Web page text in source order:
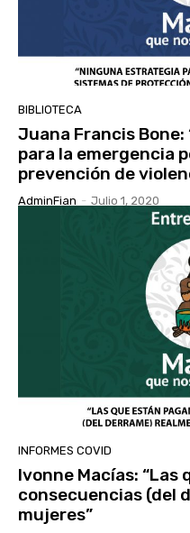
BIBLIOTECA
Juana Francis
para la emergencia
prevención de
AdminFian - Julio 1, 2020
INFORMES COVID
Ivonne Macías: “Las
consecuencias (del
mujeres”